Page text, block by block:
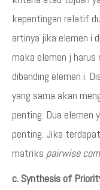
kepentingan relatif
artinya jika elemen i
maka elemen j
dibanding elemen i.
yang sama akan
penting. Dua elemen
penting. Jika
matriks pairwise
c. Synthesis of